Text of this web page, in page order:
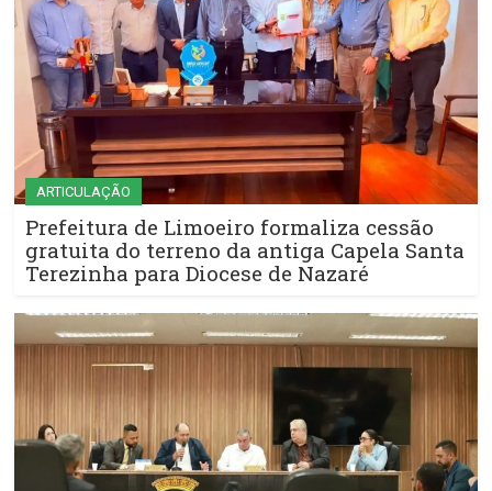
ARTICULAÇÃO
Prefeitura de Limoeiro formaliza cessão
gratuita do terreno da antiga Capela Santa
Terezinha para Diocese de Nazaré